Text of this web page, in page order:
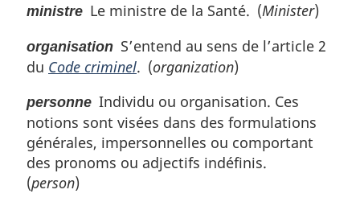
ministre Le ministre de la Santé. (Minister)
organisation S’entend au sens de l’article 2
du Code criminel. (organization)
personne Individu ou organisation. Ces
notions sont visées dans des formulations
générales, impersonnelles ou comportant
des pronoms ou adjectifs indéfinis.
(person)